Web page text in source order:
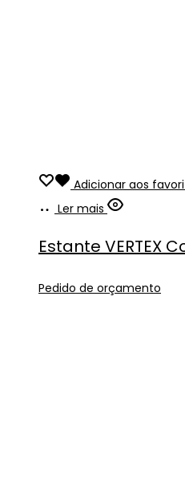
Adicionar aos
Ler mais
Estante VERTEX
Pedido de orçamento